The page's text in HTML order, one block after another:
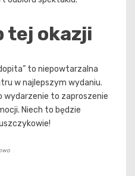
tej okazji
to niepowtarzalna
w najlepszym wydaniu.
wydarzenie to zaproszenie
Niech to będzie